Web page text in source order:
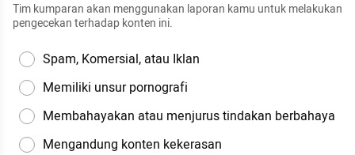
Tim kumparan akan menggunakan laporan kamu untuk melakukan
pengecekan terhadap konten ini.
Spam, Komersial, atau Iklan
Memiliki unsur pornografi
Membahayakan atau menjurus tindakan berbahaya
Mengandung konten kekerasan